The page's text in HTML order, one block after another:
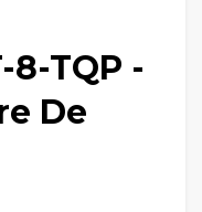
8-TQP -
De